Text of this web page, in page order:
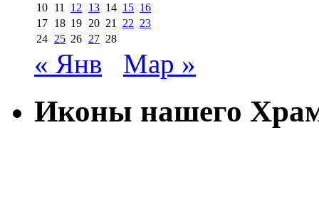
10 11 12 13 14 15 16
17 18 19 20 21 22 23
24 25 26 27 28
« Янв Мар »
Иконы нашего